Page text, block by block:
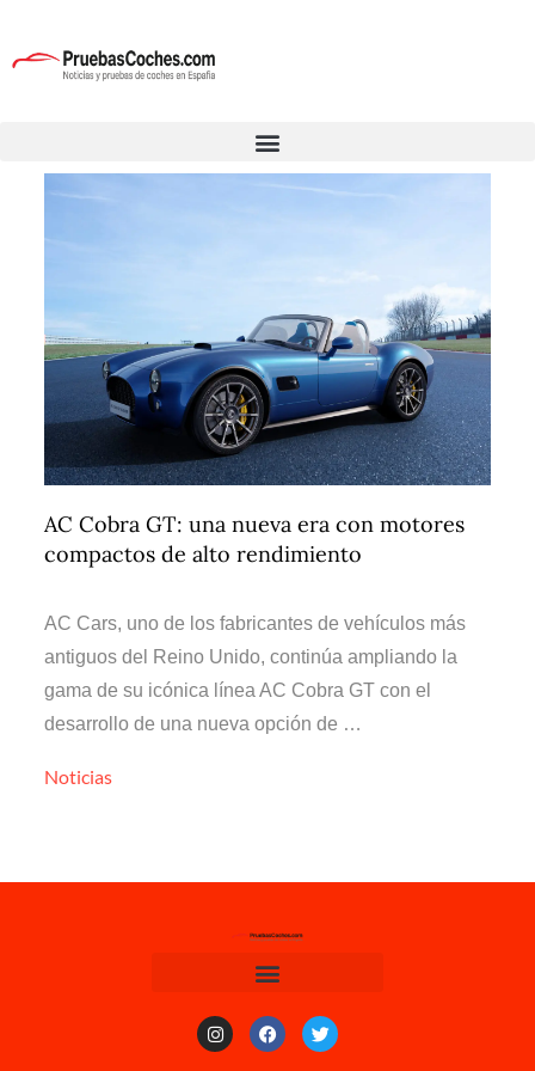
AC Cobra GT: una nueva era con motores
compactos de alto rendimiento
AC Cars, uno de los fabricantes de vehículos más
antiguos del Reino Unido, continúa ampliando la
gama de su icónica línea AC Cobra GT con el
desarrollo de una nueva opción de …
Noticias